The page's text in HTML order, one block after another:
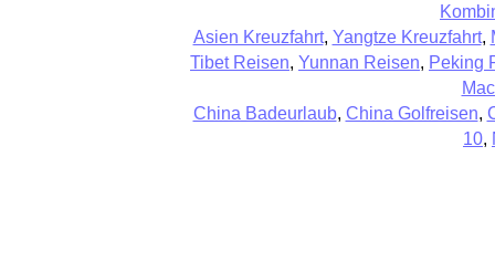
Asien Kreuzfahrt, Yangtze Kreuzfahrt,
Tibet Reisen, Yunnan Reisen, Peking
China Badeurlaub, China Golfreisen,
10,